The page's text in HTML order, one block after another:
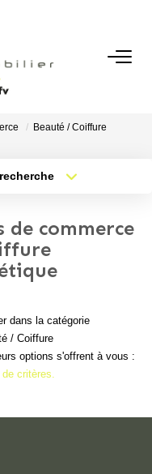
Beauté / Coiffure
min.
Plus de critères
de commerce
dans la catégorie
/ Coiffure
options s'offrent à vous :
critères.